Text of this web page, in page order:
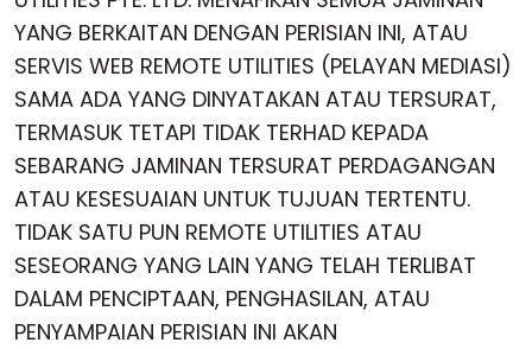
YANG BERKAITAN DENGAN PERISIAN INI, ATAU
SERVIS WEB REMOTE UTILITIES (PELAYAN MEDIASI)
SAMA ADA YANG DINYATAKAN ATAU TERSURAT,
TERMASUK TETAPI TIDAK TERHAD KEPADA
SEBARANG JAMINAN TERSURAT PERDAGANGAN
ATAU KESESUAIAN UNTUK TUJUAN TERTENTU.
TIDAK SATU PUN REMOTE UTILITIES ATAU
SESEORANG YANG LAIN YANG TELAH TERLIBAT
DALAM PENCIPTAAN, PENGHASILAN, ATAU
PENYAMPAIAN PERISIAN INI AKAN